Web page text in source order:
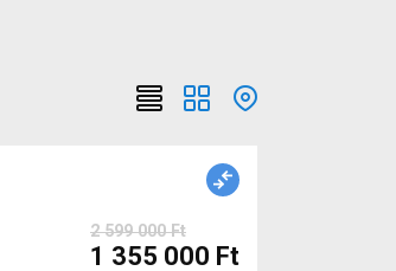
2 599 000 Ft
1 355 000 Ft